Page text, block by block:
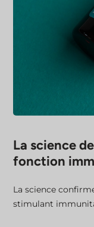
La science
fonction
La science
stimulant